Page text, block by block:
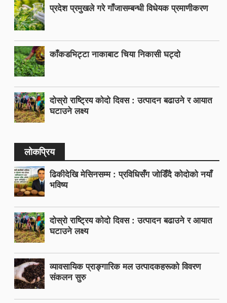
प्रदेश प्रमुखले गरे गाँजासम्बन्धी विधेयक प्रमाणीकरण
काँकडभिट्टा नाकाबाट चिया निकासी घट्दो
दोस्रो राष्ट्रिय कोदो दिवस : उत्पादन बढाउने र आयात
घटाउने लक्ष्य
लोकप्रिय
ढिकीदेखि मेसिनसम्म : प्रविधिसँग जोडिँदै कोदोको नयाँ
भविष्य
दोस्रो राष्ट्रिय कोदो दिवस : उत्पादन बढाउने र आयात
घटाउने लक्ष्य
व्यावसायिक प्राङ्गारिक मल उत्पादकहरूको विवरण
संकलन सुरु